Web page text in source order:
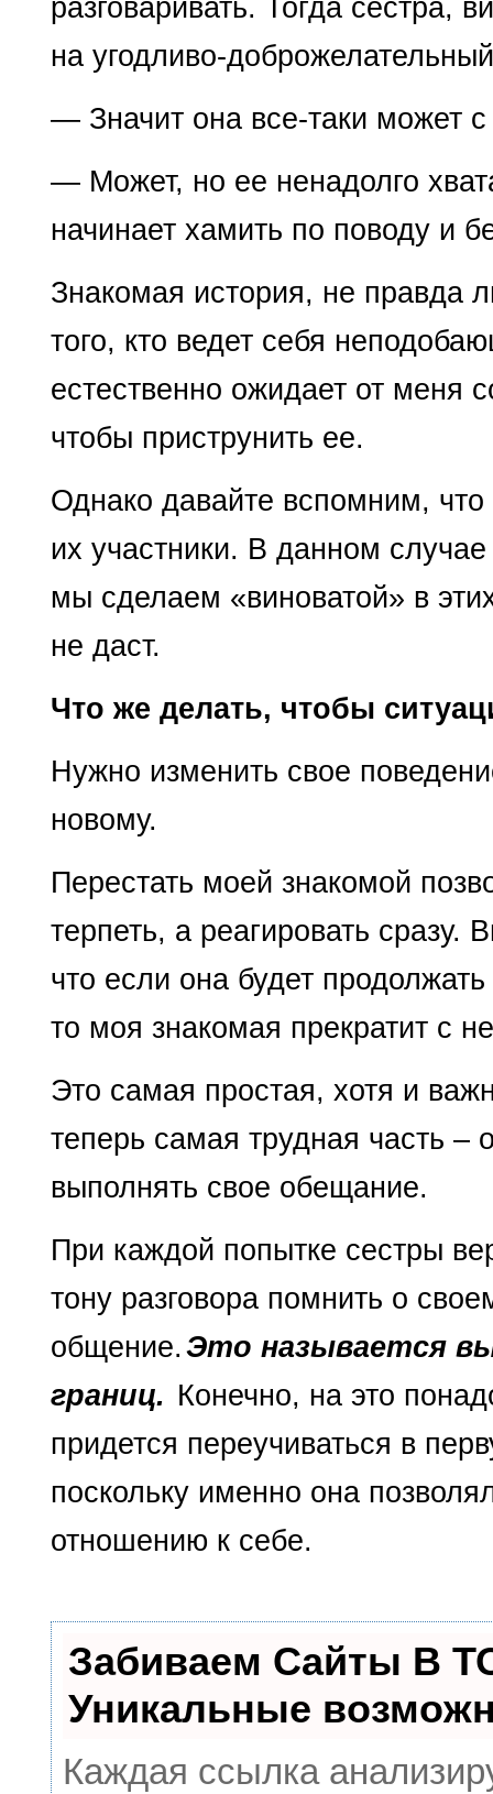
разговаривать. Тогда сестра,
на угодливо-
— Значит она все-таки может с
— Может, но ее ненадолго
начинает хамить по поводу и
Знакомая история, не правда
того, кто ведет себя
естественно ожидает от меня
чтобы приструнить ее.
Однако давайте вспомним,
их участники. В данном
мы сделаем «виноватой» в
не даст.
Что же делать, чтобы
Нужно изменить свое
новому.
Перестать моей знакомой
терпеть, а реагировать сразу.
что если она будет
то моя знакомая прекратит с
Это самая простая, хотя и
теперь самая трудная часть –
выполнять свое обещание.
При каждой попытке сестры
тону разговора помнить о
общение. Это называется
границ. Конечно, на это
придется переучиваться в
поскольку именно она
отношению к себе.
Забиваем Сайты В
Уникальные
Каждая ссылка